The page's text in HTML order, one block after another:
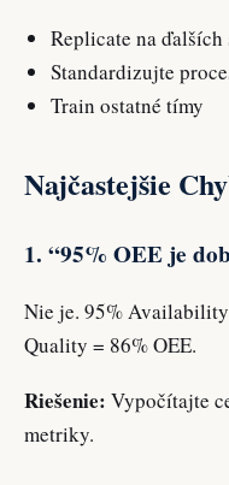
Replicate na
Standardizujte
Train ostatné tímy
Najčastejšie
1. “95% OEE je
Nie je. 95%
Quality = 86% OEE.
Riešenie: Vypočítajte
metriky.